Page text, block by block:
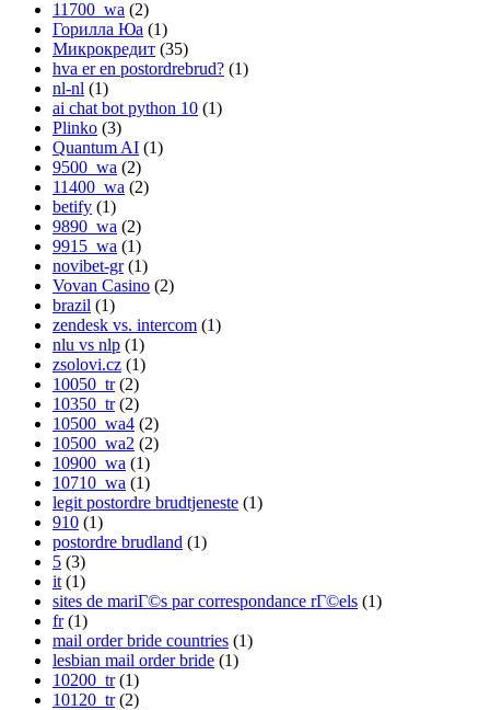
11700_wa (2)
Горилла Юа (1)
Микрокредит (35)
hva er en postordrebrud? (1)
nl-nl (1)
ai chat bot python 10 (1)
Plinko (3)
Quantum AI (1)
9500_wa (2)
11400_wa (2)
betify (1)
9890_wa (2)
9915_wa (1)
novibet-gr(1)
Vovan Casino (2)
brazil (1)
zendesk vs. intercom (1)
nlu vs nlp (1)
zsolovi.cz (1)
10050_tr(2)
10350_tr(2)
10500_wa4 (2)
10500_wa2 (2)
10900_wa (1)
10710_wa (1)
legit postordre brudtjeneste (1)
910 (1)
postordre brudland (1)
5 (3)
it (1)
sites de mariГ©s par correspondance rГ©els (1)
fr(1)
mail order bride countries (1)
lesbian mail order bride (1)
10200_tr(1)
10120_tr(2)